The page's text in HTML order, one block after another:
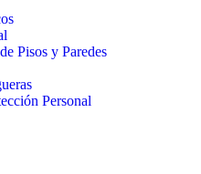
Pisos y Paredes
Personal